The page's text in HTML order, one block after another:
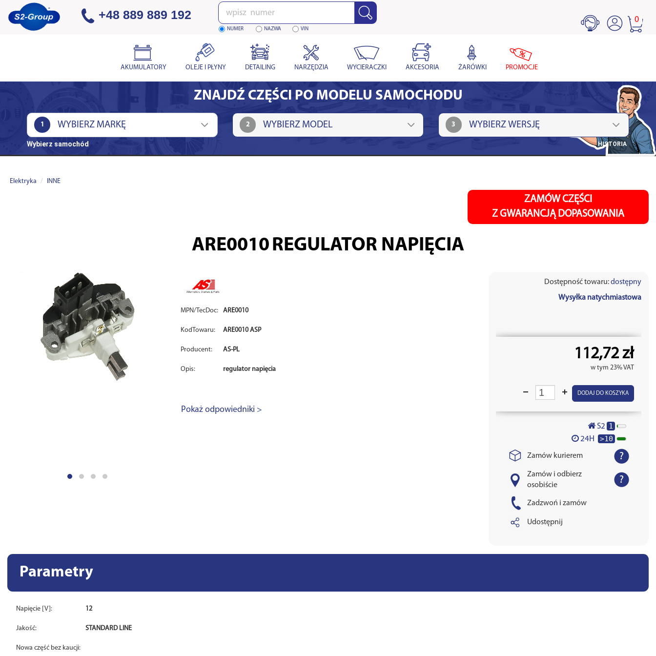
+48 889 889 192 Wpisz
numer
NUMER NAZWA VIN
0
AKUMULATORY OLEJE I PŁYNY DETAILING NARZĘDZIA WYCIERACZKI AKCESORIA ŻARÓWKI PROMOCJE
ZNAJDŹ CZĘŚCI PO MODELU SAMOCHODU
1 2 3
Wybierz samochód HISTORIA
Elektryka INNE
ZAMÓW CZĘŚCI
Z GWARANCJĄ DOPASOWANIA
ARE0010 REGULATOR NAPIĘCIA
MPN/TecDoc: ARE0010
KodTowaru: ARE0010 ASP
Producent: AS-PL
Opis: regulator napięcia
Pokaż odpowiedniki >
Dostępność towaru:dostępny
Wysyłka natychmiastowa
112,72 zł
w tym 23% VAT
DODAJ DO KOSZYKA
S2 1
24H >10
Zamów kurierem
Zamów i odbierz
osobiście
Zadzwoń i zamów
Udostępnij
Parametry
Napięcie [V]: 12
Jakość: STANDARD LINE
Nowa część bez kaucji: